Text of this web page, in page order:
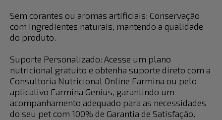
Sem corantes ou aromas artificiais: Conservação
com ingredientes naturais, mantendo a qualidade
do produto.
Suporte Personalizado: Acesse um plano
nutricional gratuito e obtenha suporte direto com a
Consultoria Nutricional Online Farmina ou pelo
aplicativo Farmina Genius, garantindo um
acompanhamento adequado para as necessidades
do seu pet com 100% de Garantia de Satisfação.